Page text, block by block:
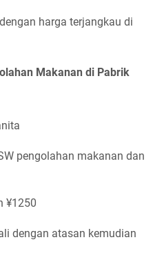
harga terjangkau di
Makanan di Pabrik
pengolahan makanan dan
¥1250
dengan atasan kemudian